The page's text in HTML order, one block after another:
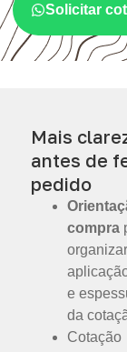
Solicitar
Mais
antes de
pedido
compra
organizar
e
da
Cotação